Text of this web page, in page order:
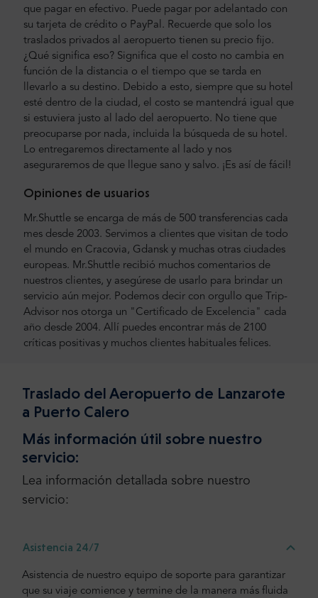
que pagar en efectivo. Puede pagar por adelantado con
su tarjeta de crédito o PayPal. Recuerde que solo los
traslados privados al aeropuerto tienen su precio fijo.
¿Qué significa eso? Significa que el costo no cambia en
función de la distancia o el tiempo que se tarda en
llevarlo a su destino. Debido a esto, siempre que su hotel
esté dentro de la ciudad, el costo se mantendrá igual que
si estuviera justo al lado del aeropuerto. No tiene que
preocuparse por nada, incluida la búsqueda de su hotel.
Lo entregaremos directamente al lado y nos
aseguraremos de que llegue sano y salvo. ¡Es así de fácil!
Opiniones de usuarios
Mr.Shuttle se encarga de más de 500 transferencias cada
mes desde 2003. Servimos a clientes que visitan de todo
el mundo en Cracovia, Gdansk y muchas otras ciudades
europeas. Mr.Shuttle recibió muchos comentarios de
nuestros clientes, y asegúrese de usarlo para brindar un
servicio aún mejor. Podemos decir con orgullo que Trip-
Advisor nos otorga un "Certificado de Excelencia" cada
año desde 2004. Allí puedes encontrar más de 2100
críticas positivas y muchos clientes habituales felices.
Traslado del Aeropuerto de Lanzarote
a Puerto Calero
Más información útil sobre nuestro
servicio:
Lea información detallada sobre nuestro
servicio:
Asistencia 24/7
Asistencia de nuestro equipo de soporte para garantizar
que su viaje comience y termine de la manera más fluida